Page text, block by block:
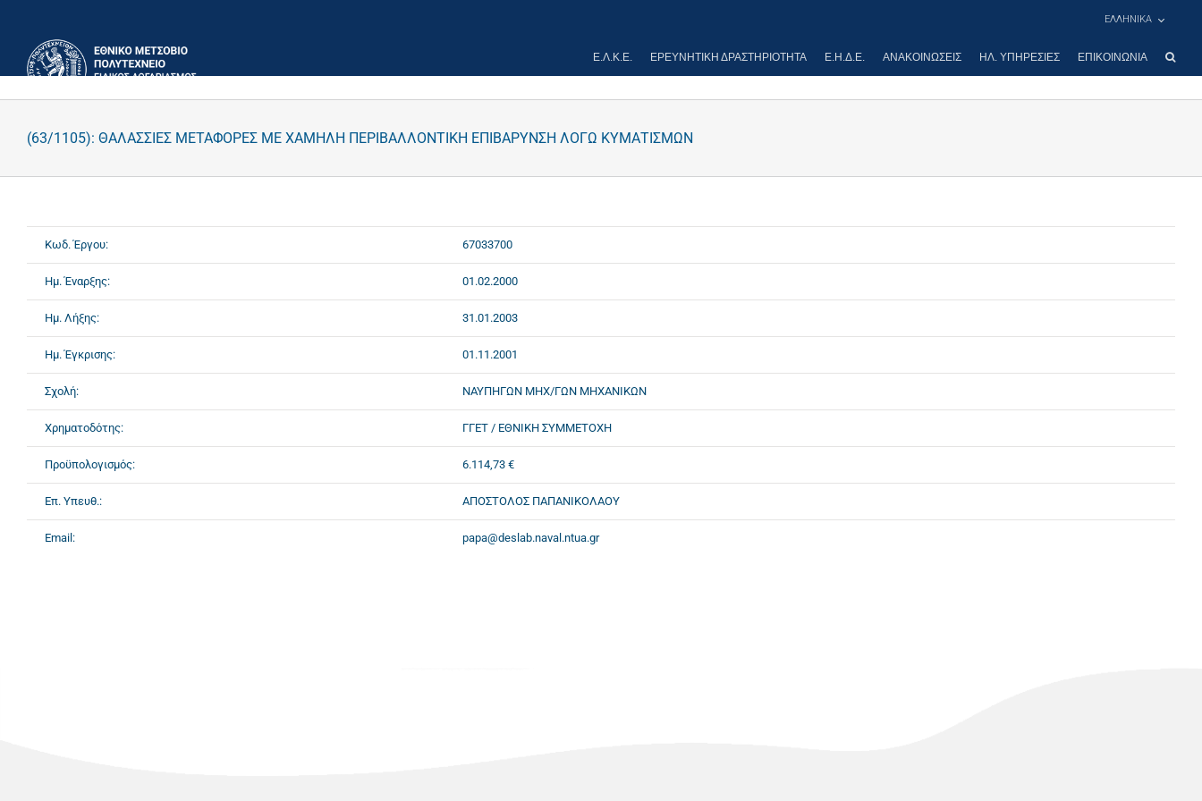
περιεχόμενο
ΕΛΛΗΝΙΚΑ
Ε.Λ.Κ.Ε. ΕΡΕΥΝΗΤΙΚΉ ΔΡΑΣΤΗΡΙΌΤΗΤΑ Ε.Η.Δ.Ε. ΑΝΑΚΟΙΝΏΣΕΙΣ ΗΛ. ΥΠΗΡΕΣΊΕΣ ΕΠΙΚΟΙΝΩΝΊΑ
(63/1105): ΘΑΛΑΣΣΙΕΣ ΜΕΤΑΦΟΡΕΣ ΜΕ ΧΑΜΗΛΗ ΠΕΡΙΒΑΛΛΟΝΤΙΚΗ ΕΠΙΒΑΡΥΝΣΗ ΛΟΓΩ ΚΥΜΑΤΙΣΜΩΝ
Κωδ. Έργου: 67033700
Ημ. Έναρξης: 01.02.2000
Ημ. Λήξης: 31.01.2003
Ημ. Έγκρισης: 01.11.2001
Σχολή: ΝΑΥΠΗΓΩΝ ΜΗΧ/ΓΩΝ ΜΗΧΑΝΙΚΩΝ
Χρηματοδότης: ΓΓΕΤ / ΕΘΝΙΚΗ ΣΥΜΜΕΤΟΧΗ
Προϋπολογισμός: 6.114,73 €
Επ. Υπευθ.: ΑΠΟΣΤΟΛΟΣ ΠΑΠΑΝΙΚΟΛΑΟΥ
Email: papa@deslab.naval.ntua.gr